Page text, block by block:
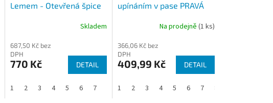
Lemem - Otevřená špice
Skladem
687,50 Kč bez
DPH
770 Kč DETAIL
1 2 3 4 5 6 7
upínáním v pase PRAVÁ
Na prodejně (1 ks)
366,06 Kč bez
DPH
409,99 Kč DETAIL
1 2 3 4 5 6 7 8